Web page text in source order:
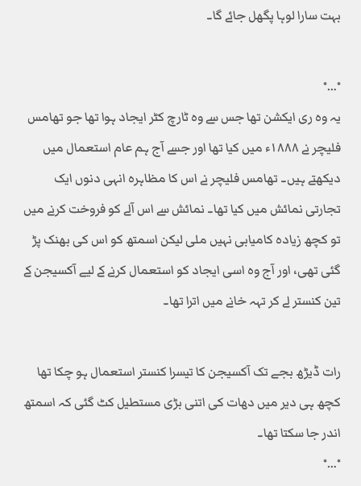
بہت سارا لوہا پگھل جائے گا۔
٭…٭
یہ وہ ری ایکشن تھا جس سے وہ ٹارچ کٹر ایجاد ہوا تھا جو تھامس
فلیچر نے ۱۸۸۸ء میں کیا تھا اور جسے آج ہم عام استعمال میں
دیکھتے ہیں۔ تھامس فلیچر نے اس کا مظاہرہ انہی دنوں ایک
تجارتی نمائش میں کیا تھا۔ نمائش سے اس آلے کو فروخت کرنے میں
تو کچھ زیادہ کامیابی نہیں ملی لیکن اسمتھ کو اس کی بھنک پڑ
گئی تھی، اور آج وہ اسی ایجاد کو استعمال کرنے کے لیے آکسیجن کے
تین کنستر لے کر تہہ خانے میں اترا تھا۔
رات ڈیڑھ بجے تک آکسیجن کا تیسرا کنستر استعمال ہو چکا تھا
کچھ ہی دیر میں دھات کی اتنی بڑی مستطیل کٹ گئی کہ اسمتھ
اندر جا سکتا تھا۔
٭…٭